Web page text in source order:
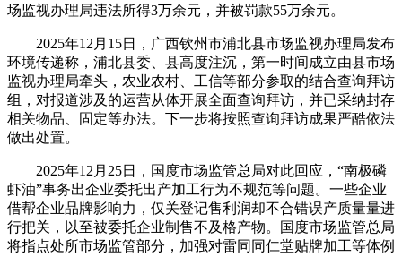
场监视办理局违法所得3万余元，并被罚款55万余元。
2025年12月15日，广西钦州市浦北县市场监视办理局发布
环境传递称，浦北县委、县高度注沉，第一时间成立由县市场
监视办理局牵头，农业农村、工信等部分参取的结合查询拜访
组，对报道涉及的运营从体开展全面查询拜访，并已采纳封存
相关物品、固定等办法。下一步将按照查询拜访成果严酷依法
做出处置。
2025年12月25日，国度市场监管总局对此回应，“南极磷
虾油”事务出企业委托出产加工行为不规范等问题。一些企业
借帮企业品牌影响力，仅关登记售利润却不合错误产质量量进
行把关，以至被委托企业制售不及格产物。国度市场监管总局
将指点处所市场监管部分，加强对雷同同仁堂贴牌加工等体例